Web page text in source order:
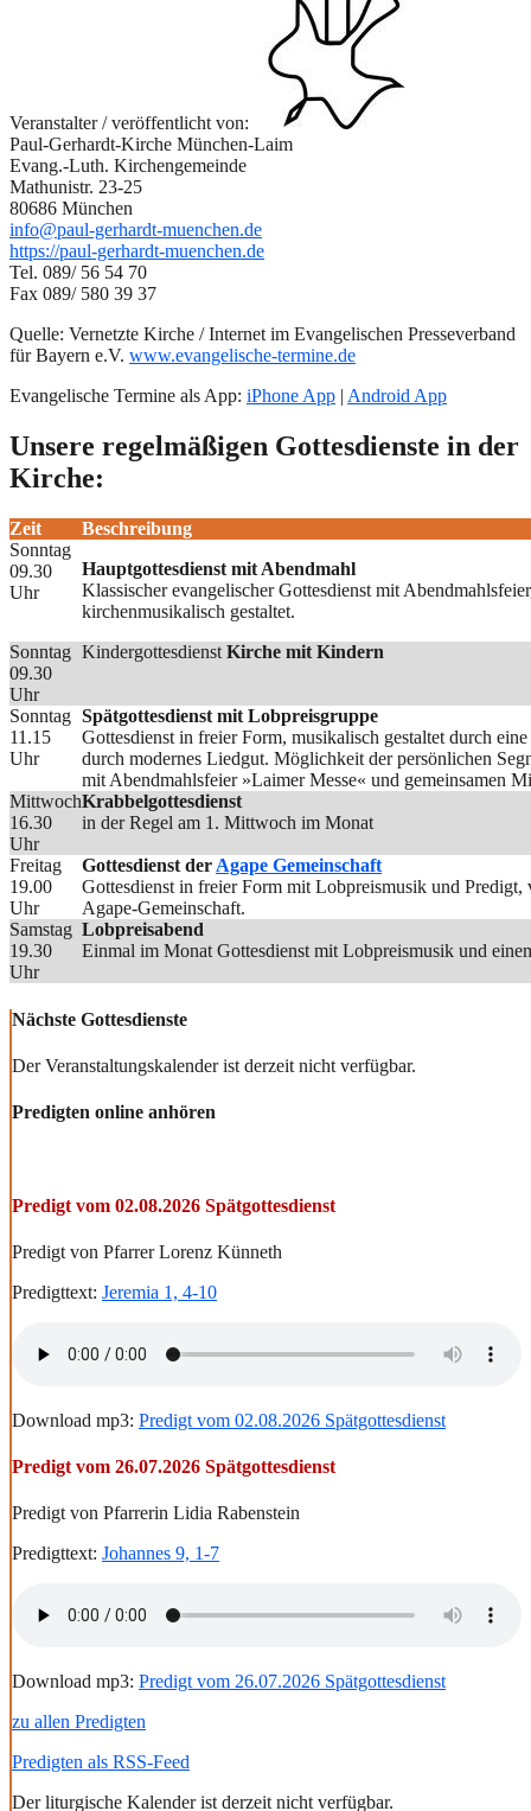
Veranstalter / veröffentlicht von:
Paul-Gerhardt-Kirche München-Laim
Evang.-Luth. Kirchengemeinde
Mathunistr. 23-25
80686 München
info@paul-gerhardt-muenchen.de
https://paul-gerhardt-muenchen.de
Tel. 089/ 56 54 70
Fax 089/ 580 39 37
Quelle: Vernetzte Kirche / Internet im Evangelischen Presseverband
für Bayern e.V. www.evangelische-termine.de
Evangelische Termine als App: iPhone App | Android App
Unsere regelmäßigen Gottesdienste in der
Kirche:
Zeit
Beschreibung
Sonntag
09.30
Uhr
Hauptgottesdienst mit Abendmahl
Klassischer evangelischer Gottesdienst mit
kirchenmusikalisch gestaltet.
Sonntag
09.30
Uhr
Kindergottesdienst Kirche mit Kindern
Sonntag
11.15
Uhr
Spätgottesdienst mit Lobpreisgruppe
Gottesdienst in freier Form, musikalisch gestaltet durch
durch modernes Liedgut. Möglichkeit der persönlichen
mit Abendmahlsfeier »Laimer Messe« und gemeinsamen
Mittwoch
16.30
Uhr
Krabbelgottesdienst
in der Regel am 1. Mittwoch im Monat
Freitag
19.00
Uhr
Gottesdienst der Agape Gemeinschaft
Gottesdienst in freier Form mit Lobpreismusik und Predigt,
Agape-Gemeinschaft.
Samstag
19.30
Uhr
Lobpreisabend
Einmal im Monat Gottesdienst mit Lobpreismusik und
Nächste Gottesdienste
Der Veranstaltungskalender ist derzeit nicht verfügbar.
Predigten online anhören
Predigt vom 02.08.2026 Spätgottesdienst
Predigt von Pfarrer Lorenz Künneth
Predigttext: Jeremia 1, 4-10
Download mp3: Predigt vom 02.08.2026 Spätgottesdienst
Predigt vom 26.07.2026 Spätgottesdienst
Predigt von Pfarrerin Lidia Rabenstein
Predigttext: Johannes 9, 1-7
Download mp3: Predigt vom 26.07.2026 Spätgottesdienst
zu allen Predigten
Predigten als RSS-Feed
Der liturgische Kalender ist derzeit nicht verfügbar.